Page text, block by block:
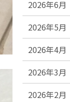
2026年6月
2026年5月
2026年4月
2026年3月
2026年2月